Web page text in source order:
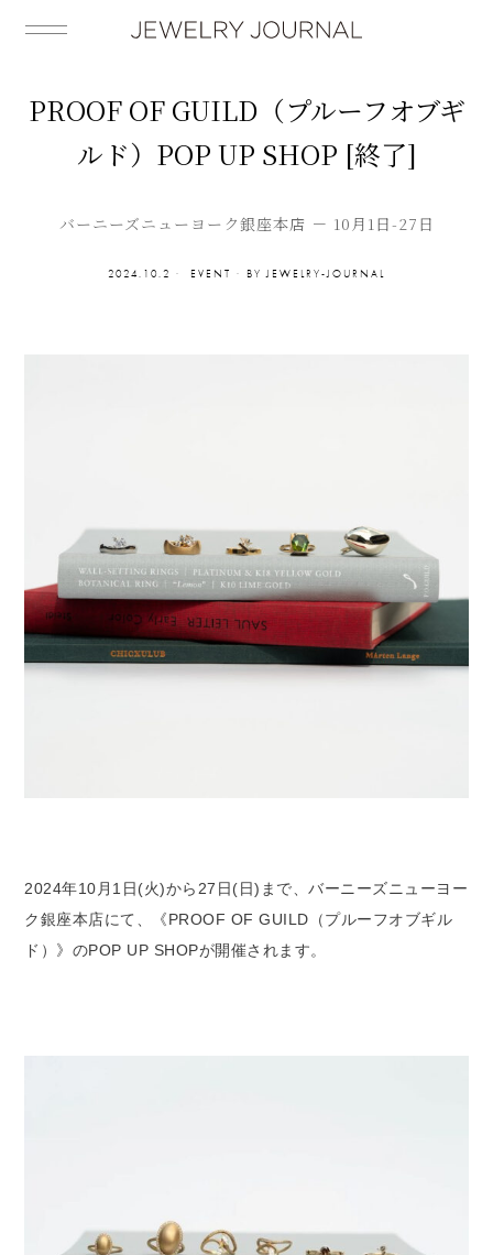
PROOF OF GUILD（プルーフオブギ
ルド）POP UP SHOP [終了]
バーニーズニューヨーク銀座本店 － 10月1日-27日
2024.10.2 EVENT BY JEWELRY-JOURNAL
2024年10月1日(火)から27日(日)まで、バーニーズニューヨー
ク銀座本店にて、《PROOF OF GUILD（プルーフオブギル
ド）》のPOP UP SHOPが開催されます。